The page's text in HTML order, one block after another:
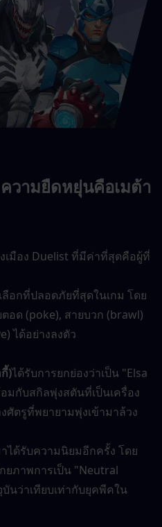
วามยืดหยุ่นคือเมต้า
มือง Duelist ที่มีค่าที่สุดคือผู้ที่
ลือกที่ปลอดภัยที่สุดในเกม โดย
อด (poke), สายบวก (brawl)
ได้อย่างลงตัว
)ได้รับการยกย่องว่าเป็น "Elsa
มกับสกิลพุ่งสตันที่เป็นเครื่อง
ตรูที่พยายามพุ่งเข้ามาล้วง
ได้รับความนิยมอีกครั้ง โดย
ยภาพการเป็น "Neutral
นว่าเทียบเท่ากับยุคพีคใน